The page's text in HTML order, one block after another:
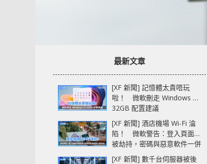
最新文章
[XF 新聞] 記憶體太貴唔玩
啦！ 微軟刪走 Windows 11
32GB 配置建議
[XF 新聞] 酒店機場 Wi-Fi 淪
陷！ 微軟警告：登入頁面可
被劫持，密碼與惡意軟件一併
中招
[XF 新聞] 數千台伺服器被後